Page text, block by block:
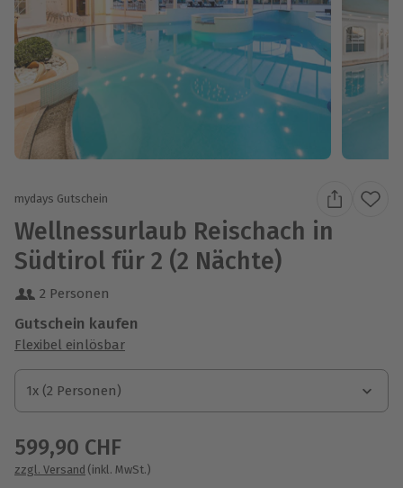
mydays Gutschein
Wellnessurlaub Reischach in
Südtirol für 2 (2 Nächte)
2 Personen
Gutschein kaufen
Flexibel einlösbar
1x (2 Personen)
1x (2 Personen)
1x (2 Personen)
599,90 CHF
zzgl. Versand (inkl. MwSt.)